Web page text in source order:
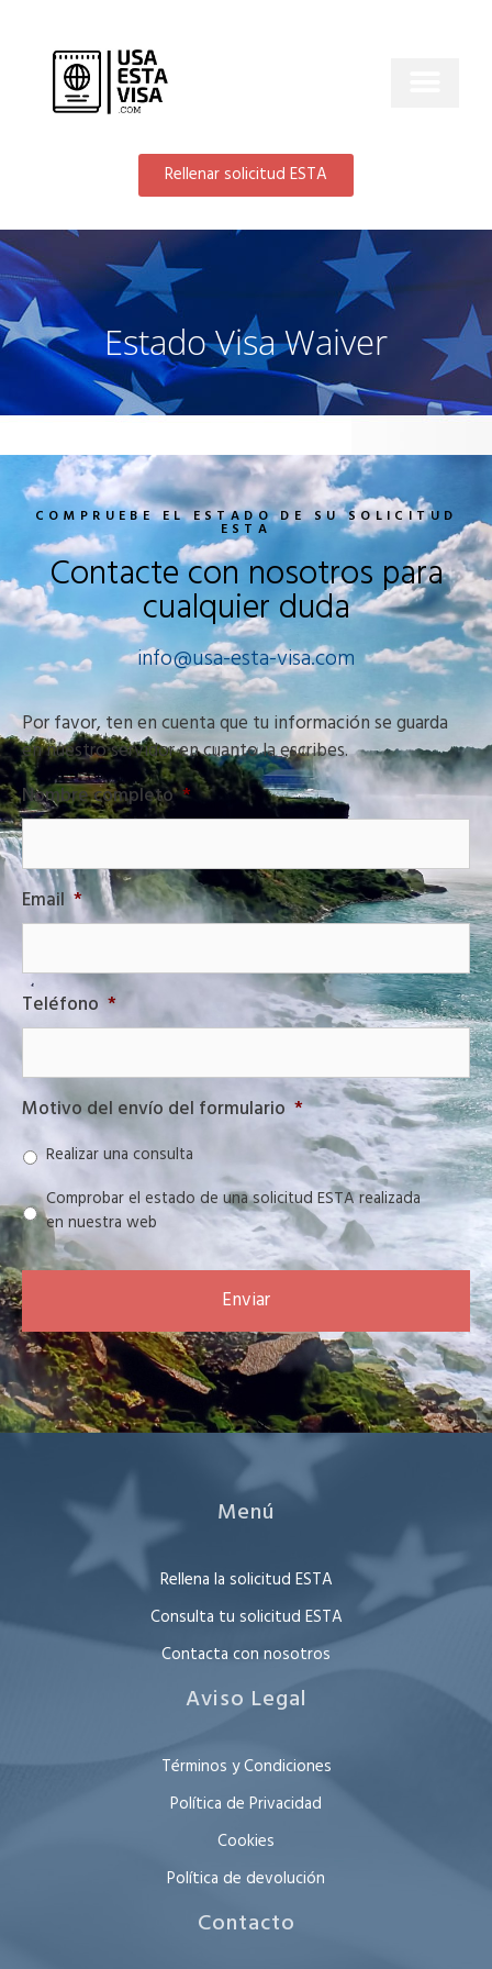
Rellenar solicitud ESTA
Estado Visa Waiver
COMPRUEBE EL ESTADO DE SU SOLICITUD
ESTA
Contacte con nosotros para
cualquier duda
info@usa-esta-visa.com
Por favor, ten en cuenta que tu información se guarda
en nuestro servidor en cuanto la escribes.
Nombre completo *
Email *
Teléfono *
Motivo del envío del formulario *
Realizar una consulta
Comprobar el estado de una solicitud ESTA realizada
en nuestra web
Menú
Rellena la solicitud ESTA
Consulta tu solicitud ESTA
Contacta con nosotros
Aviso Legal
Términos y Condiciones
Política de Privacidad
Cookies
Política de devolución
Contacto